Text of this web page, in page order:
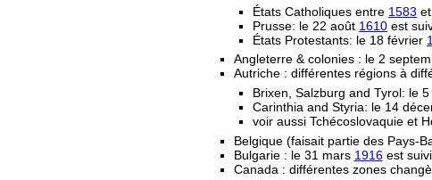
États Catholiques entre 1583 et
Prusse: le 22 août 1610 est
États Protestants: le 18 février
Angleterre & colonies : le 2
Autriche : différentes régions à
Brixen, Salzburg and Tyrol: le
Carinthia and Styria: le 14
voir aussi Tchécoslovaquie et
Belgique (faisait partie des Pays-
Bulgarie : le 31 mars 1916est
Canada : différentes zones